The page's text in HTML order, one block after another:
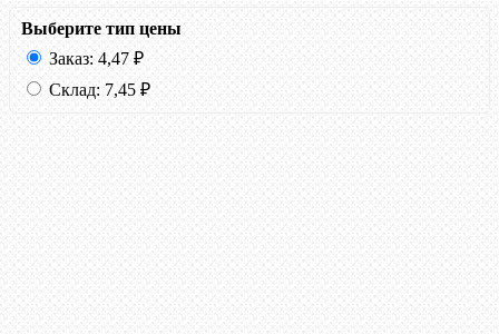
Выберите тип цены
Заказ: 4,47 ₽
Склад: 7,45 ₽